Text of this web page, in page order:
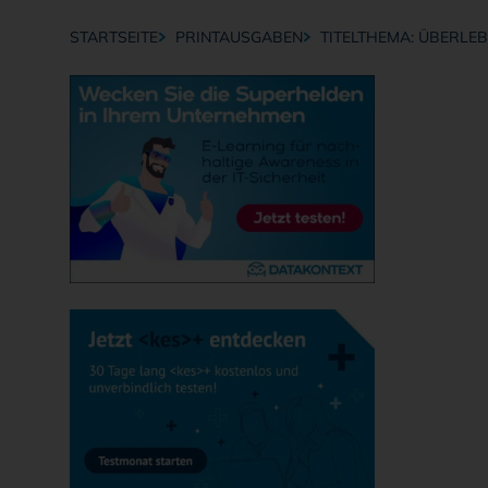
Breadcrumb-Navigation
STARTSEITE PRINTAUSGABEN TITELTHEMA: